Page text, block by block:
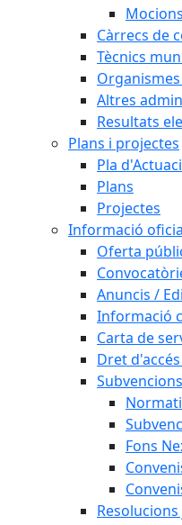
Càrrecs de
Tècnics
Altres
Resultats
Plans i projectes
Pla
Plans
Projectes
Informació
Oferta
Anuncis /
Informació
Carta de
Dret
Fons